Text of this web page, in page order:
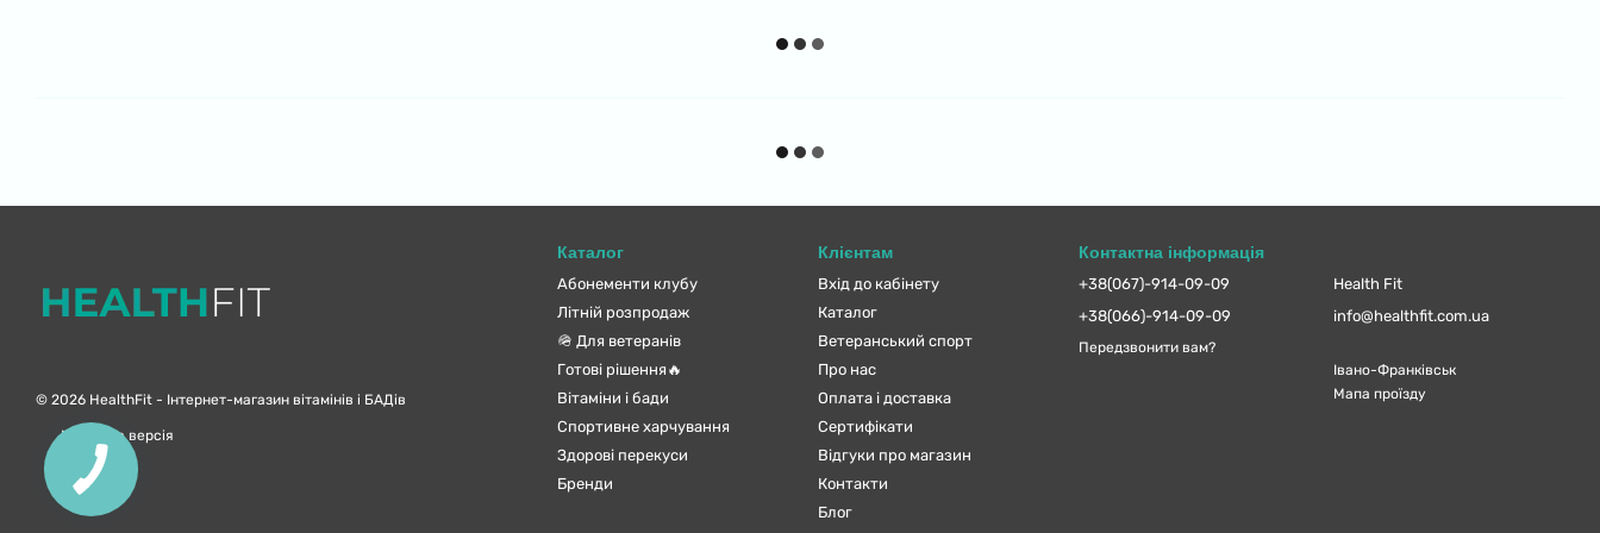
© 2026 HealthFit - Інтернет-магазин вітамінів і БАДів
Мобільна версія
Каталог
Абонементи клубу
Літній розпродаж
🪖 Для ветеранів
Готові рішення🔥
Вітаміни і бади
Спортивне харчування
Здорові перекуси
Бренди
Клієнтам
Вхід до кабінету
Каталог
Ветеранський спорт
Про нас
Оплата і доставка
Сертифікати
Відгуки про магазин
Контакти
Блог
Контактна інформація
+38(067)-914-09-09
+38(066)-914-09-09
Передзвонити вам?
Health Fit
info@healthfit.com.ua
Івано-Франківськ
Мапа проїзду